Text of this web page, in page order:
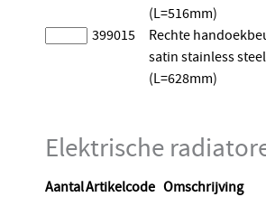
(L=516mm)
399015
Rechte
satin stainless
(L=628mm)
Elektrische
AantalArtikelcode Omschrijving